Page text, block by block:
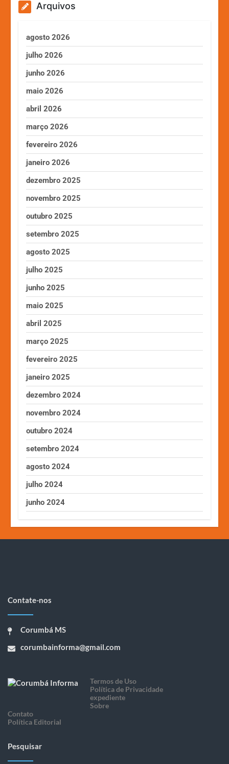
Arquivos
agosto 2026
julho 2026
junho 2026
maio 2026
abril 2026
março 2026
fevereiro 2026
janeiro 2026
dezembro 2025
novembro 2025
outubro 2025
setembro 2025
agosto 2025
julho 2025
junho 2025
maio 2025
abril 2025
março 2025
fevereiro 2025
janeiro 2025
dezembro 2024
novembro 2024
outubro 2024
setembro 2024
agosto 2024
julho 2024
junho 2024
Contate-nos
Corumbá MS
corumbainforma@gmail.com
Termos de Uso
Política de Privacidade
expediente
Sobre
Contato
Política Editorial
Pesquisar